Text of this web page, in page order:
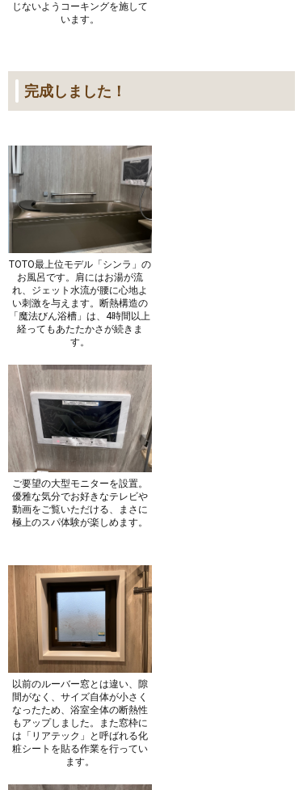
じないようコーキングを施して
います。
完成しました！
TOTO最上位モデル「シンラ」の
お風呂です。肩にはお湯が流
れ、ジェット水流が腰に心地よ
い刺激を与えます。断熱構造の
「魔法びん浴槽」は、4時間以上
経ってもあたたかさが続きま
す。
ご要望の大型モニターを設置。
優雅な気分でお好きなテレビや
動画をご覧いただける、まさに
極上のスパ体験が楽しめます。
以前のルーバー窓とは違い、隙
間がなく、サイズ自体が小さく
なったため、浴室全体の断熱性
もアップしました。また窓枠に
は「リアテック」と呼ばれる化
粧シートを貼る作業を行ってい
ます。